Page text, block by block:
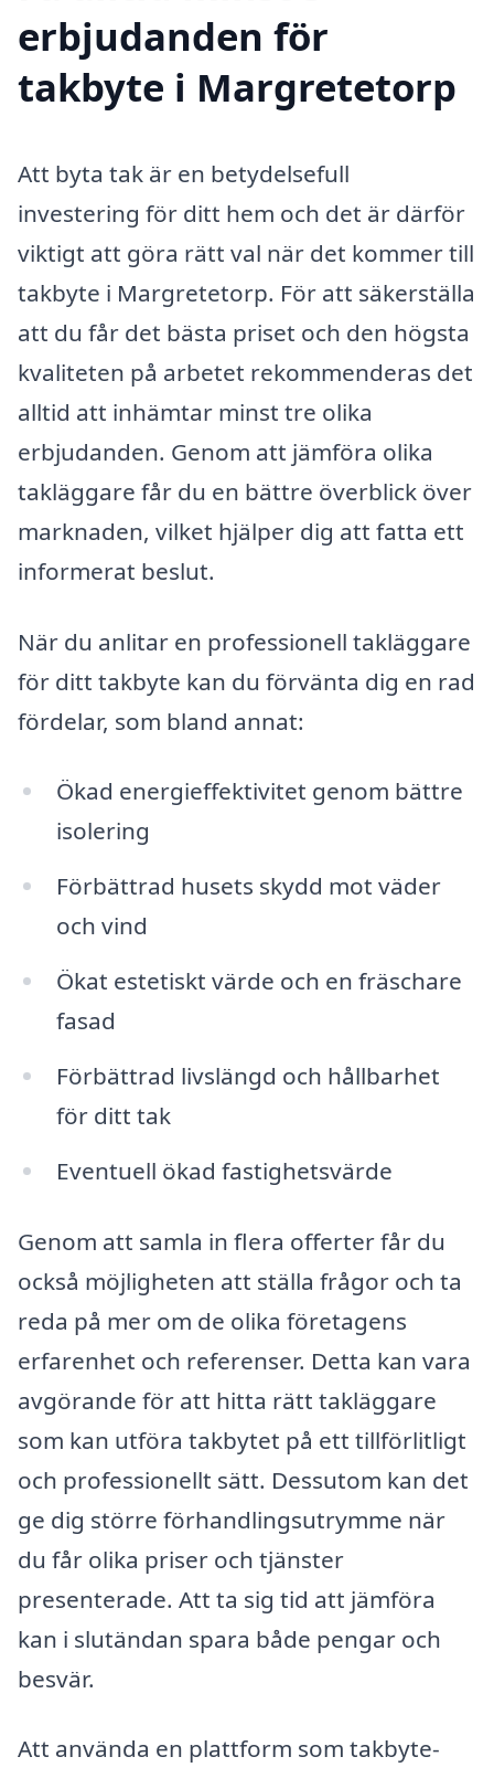
erbjudanden för
takbyte i Margretetorp
Att byta tak är en betydelsefull
investering för ditt hem och det är därför
viktigt att göra rätt val när det kommer till
takbyte i Margretetorp. För att säkerställa
att du får det bästa priset och den högsta
kvaliteten på arbetet rekommenderas det
alltid att inhämtar minst tre olika
erbjudanden. Genom att jämföra olika
takläggare får du en bättre överblick över
marknaden, vilket hjälper dig att fatta ett
informerat beslut.
När du anlitar en professionell takläggare
för ditt takbyte kan du förvänta dig en rad
fördelar, som bland annat:
Ökad energieffektivitet genom bättre
isolering
Förbättrad husets skydd mot väder
och vind
Ökat estetiskt värde och en fräschare
fasad
Förbättrad livslängd och hållbarhet
för ditt tak
Eventuell ökad fastighetsvärde
Genom att samla in flera offerter får du
också möjligheten att ställa frågor och ta
reda på mer om de olika företagens
erfarenhet och referenser. Detta kan vara
avgörande för att hitta rätt takläggare
som kan utföra takbytet på ett tillförlitligt
och professionellt sätt. Dessutom kan det
ge dig större förhandlingsutrymme när
du får olika priser och tjänster
presenterade. Att ta sig tid att jämföra
kan i slutändan spara både pengar och
besvär.
Att använda en plattform som takbyte-